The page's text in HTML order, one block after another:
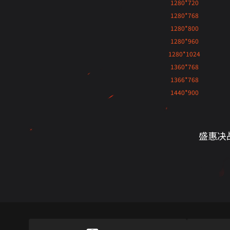
1280*720
1280*768
1280*800
1280*960
1280*1024
1360*768
1366*768
1440*900
盛惠决